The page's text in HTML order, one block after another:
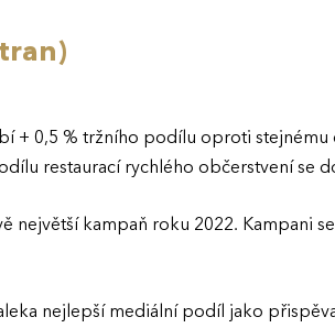
+ 0,5 % tržního podílu oproti
restaurací rychlého občerstvení se
největší kampaň roku 2022. Kampani
nejlepší mediální podíl jako